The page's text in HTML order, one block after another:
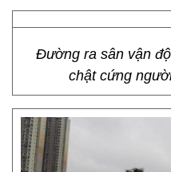
Đường ra sân vận
chật cứng